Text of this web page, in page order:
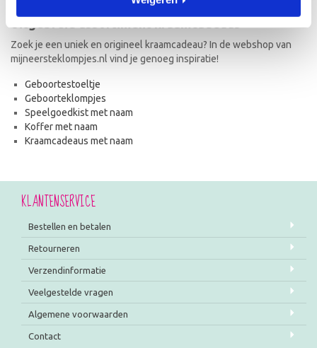
Zoek je een uniek en origineel kraamcadeau? In de webshop van
mijneersteklompjes.nl vind je genoeg inspiratie!
Geboortestoeltje
Geboorteklompjes
Speelgoedkist met naam
Koffer met naam
Kraamcadeaus met naam
KLANTENSERVICE
Bestellen en betalen
Retourneren
Verzendinformatie
Veelgestelde vragen
Algemene voorwaarden
Contact